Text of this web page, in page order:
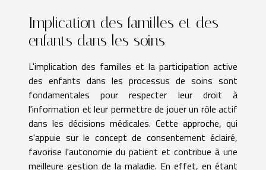
Implication des familles et des
enfants dans les soins
L'implication des familles et la participation active
des enfants dans les processus de soins sont
fondamentales pour respecter leur droit à
l'information et leur permettre de jouer un rôle actif
dans les décisions médicales. Cette approche, qui
s'appuie sur le concept de consentement éclairé,
favorise l'autonomie du patient et contribue à une
meilleure gestion de la maladie. En effet, en étant